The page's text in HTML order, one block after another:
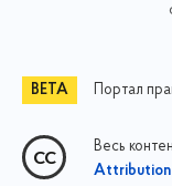
Портал
Весь
Attribution